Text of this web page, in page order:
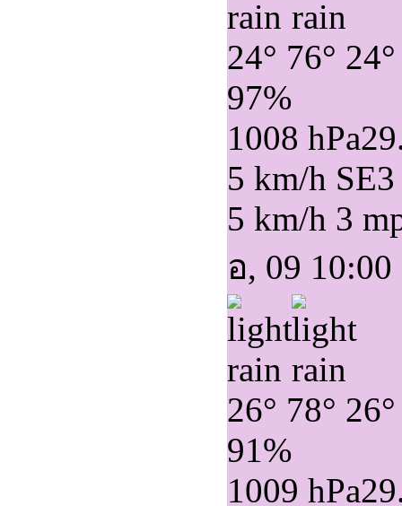
24° 76° 24°
97%
1008 hPa
5 km/h SE
5 km/h 3
อ, 09 10:00
26° 78° 26°
91%
1009 hPa